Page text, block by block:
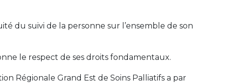
du suivi de la personne sur l’ensemble de son
le respect de ses droits fondamentaux.
Régionale Grand Est de Soins Palliatifs a par